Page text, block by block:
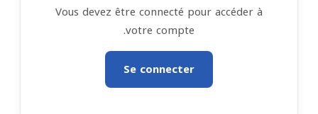
Vous devez être connecté pour accéder à
votre compte.
Se connecter